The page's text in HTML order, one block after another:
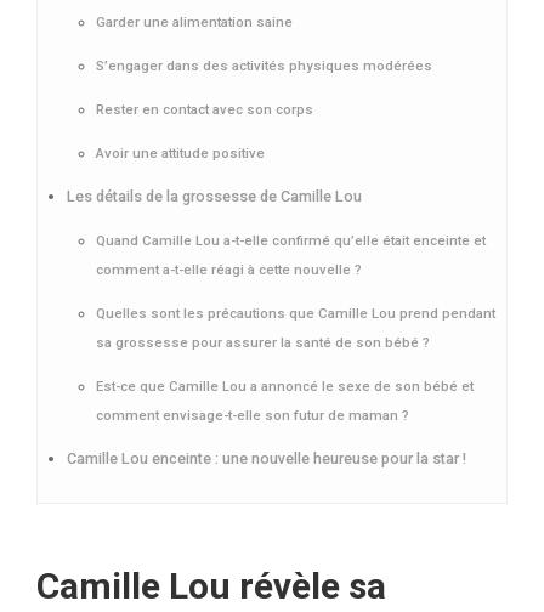
Garder une alimentation saine
S’engager dans des activités physiques modérées
Rester en contact avec son corps
Avoir une attitude positive
Les détails de la grossesse de Camille Lou
Quand Camille Lou a-t-elle confirmé qu’elle était enceinte et
comment a-t-elle réagi à cette nouvelle ?
Quelles sont les précautions que Camille Lou prend pendant
sa grossesse pour assurer la santé de son bébé ?
Est-ce que Camille Lou a annoncé le sexe de son bébé et
comment envisage-t-elle son futur de maman ?
Camille Lou enceinte : une nouvelle heureuse pour la star !
Camille Lou révèle sa